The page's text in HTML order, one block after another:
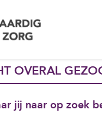
OVERAL
jij naar op zoek